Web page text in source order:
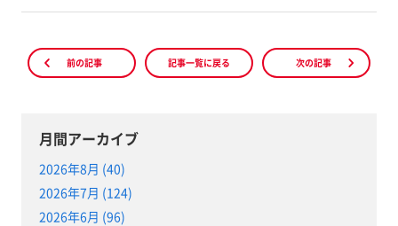
前の記事 記事一覧に戻る 次の記事
月間アーカイブ
2026年8月 (40)
2026年7月 (124)
2026年6月 (96)